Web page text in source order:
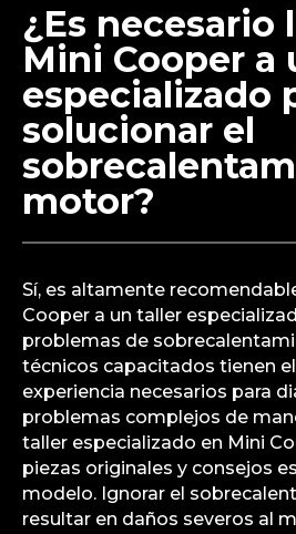
¿Es necesario
Mini Cooper a
especializado
solucionar el
motor?
Sí, es altamente
Cooper a un taller
problemas de
técnicos capacitados tienen
experiencia necesarios para
problemas complejos de
taller especializado en Mini
piezas originales y consejos
modelo. Ignorar el
resultar en daños severos al